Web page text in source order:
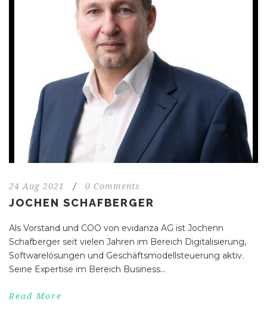
24 Aug 2021 / 0 Comments
JOCHEN SCHAFBERGER
Als Vorstand und COO von evidanza AG ist Jochenn
Schafberger seit vielen Jahren im Bereich Digitalisierung,
Softwarelösungen und Geschäftsmodellsteuerung aktiv.
Seine Expertise im Bereich Business...
Read More